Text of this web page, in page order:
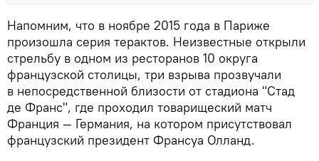
Напомним, что в ноябре 2015 года в Париже
произошла серия терактов. Неизвестные открыли
стрельбу в одном из ресторанов 10 округа
французской столицы, три взрыва прозвучали
в непосредственной близости от стадиона "Стад
де Франс", где проходил товарищеский матч
Франция — Германия, на котором присутствовал
французский президент Франсуа Олланд.